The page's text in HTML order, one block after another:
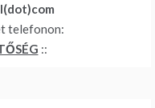
telefonon:
::